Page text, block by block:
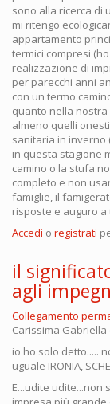
sono alla ricerca di
mi ritengo
appartamento
termici compresi
realizzazione di
per parecchi anni
con un termo
quanto nella
almeno quelli
sanitaria in inverno
in questa stagione
camino o la stufa
completo e non
famiglie, il
risposte e auguro a
Accedi o registrati
il
agli
Collegamento
Carissima
io ho solo detto.....
uguale IRONIA,
E...udite udite...non